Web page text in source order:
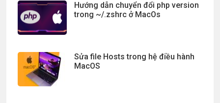
Hướng dẫn chuyển đổi php version
trong ~/.zshrc ở MacOs
Sửa file Hosts trong hệ điều hành
MacOS